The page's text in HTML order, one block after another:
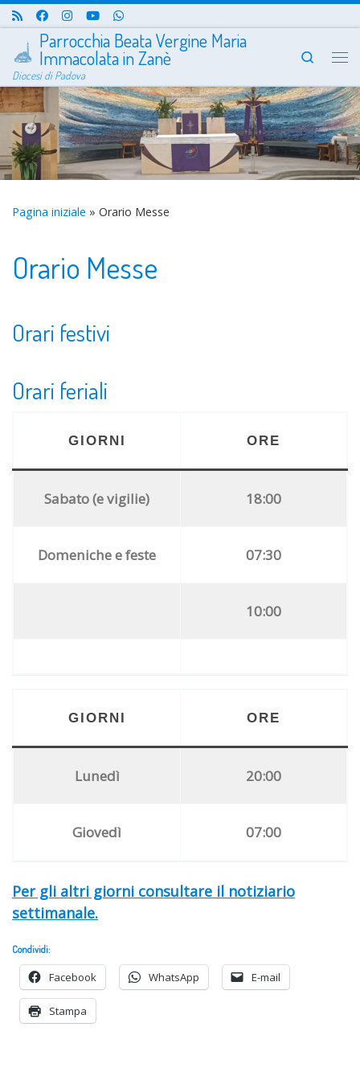
Passa al contenuto
Parrocchia Beata Vergine Maria
Immacolata in Zanè
Diocesi di Padova
Search
Pagina iniziale » Orario Messe
Orario Messe
Orari festivi
Orari feriali
GIORNI ORE
Sabato (e vigilie) 18:00
Domeniche e feste 07:30
10:00
GIORNI ORE
Lunedì 20:00
Giovedì 07:00
Per gli altri giorni consultare il notiziario
settimanale.
Condividi:
Facebook WhatsApp E-mail
Stampa